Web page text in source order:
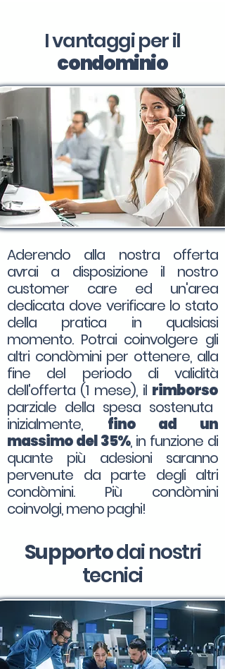
I vantaggi per il
condominio
Aderendo alla nostra offerta
avrai a disposizione il nostro
customer care ed un'area
dedicata dove verificare lo stato
della pratica in qualsiasi
momento. Potrai coinvolgere gli
altri condòmini per ottenere, alla
fine del periodo di validità
dell'offerta (1 mese), il rimborso
parziale della spesa sostenuta
inizialmente, fino ad un
massimo del 35%, in funzione di
quante più adesioni saranno
pervenute da parte degli altri
condòmini. Più condòmini
coinvolgi, meno paghi!
Supportodai nostri
tecnici